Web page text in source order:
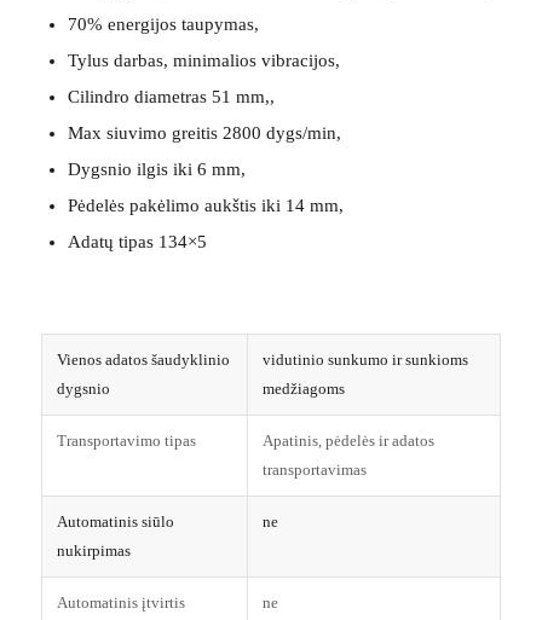
70% energijos taupymas,
Tylus darbas, minimalios vibracijos,
Cilindro diametras 51 mm,,
Max siuvimo greitis 2800 dygs/min,
Dygsnio ilgis iki 6 mm,
Pėdelės pakėlimo aukštis iki 14 mm,
Adatų tipas 134×5
Vienos adatos šaudyklinio
dygsnio
vidutinio sunkumo ir sunkioms
medžiagoms
Transportavimo tipas
Apatinis, pėdelės ir adatos
transportavimas
Automatinis siūlo
nukirpimas
ne
Automatinis įtvirtis ne